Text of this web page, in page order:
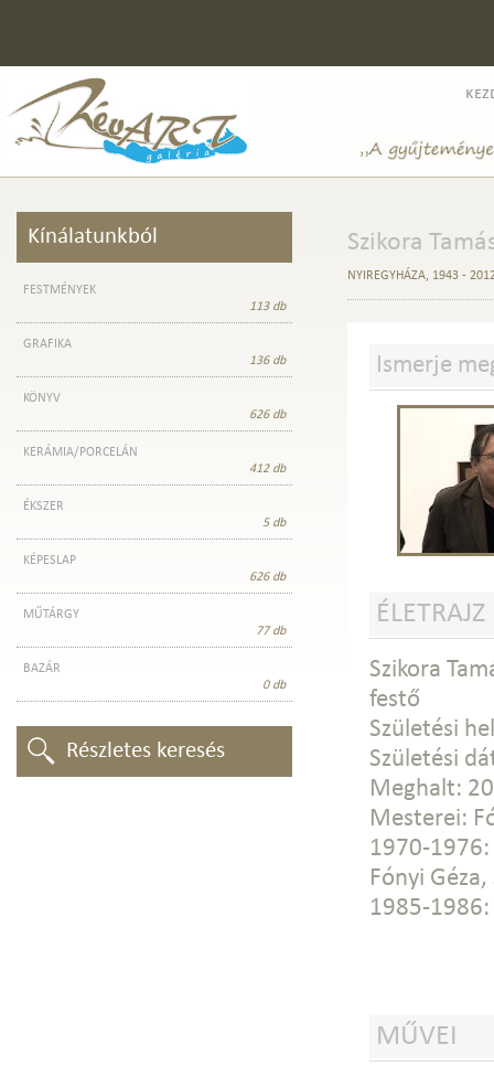
Kínálatunkból
FESTMÉNYEK
113 db
GRAFIKA
136 db
KÖNYV
626 db
KERÁMIA/PORCELÁN
412 db
ÉKSZER
5 db
KÉPESLAP
626 db
MŰTÁRGY
77 db
BAZÁR
0 db
Részletes keresés
Szikora
NYIREGYHÁZA, 1943 -
Ismerje
ÉLETRAJZ
Szikora
festő
Születési
Születési
Meghalt:
Mesterei:
1970-1976:
Fónyi
1985-
MŰVEI